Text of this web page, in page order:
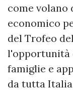
come
economico
del Trofeo
l'opportunità
famiglie e
da tutta